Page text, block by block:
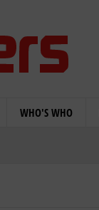
WHO'S WHO